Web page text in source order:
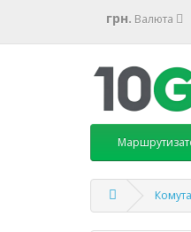
грн. Валюта